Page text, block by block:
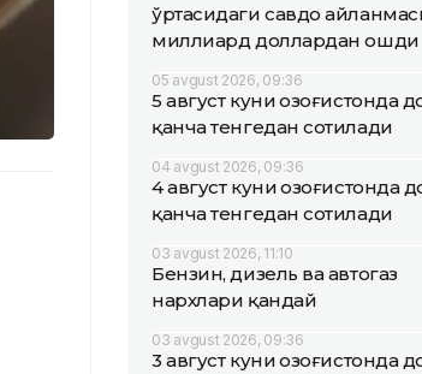
ўртасидаги савдо
миллиард доллардан ошди
05 avgust 2026, 09:36
5 август куни Қозоғистонда
қанча тенгедан сотилади
04 avgust 2026, 09:36
4 август куни Қозоғистонда
қанча тенгедан сотилади
03 avgust 2026, 11:10
Бензин, дизель ва автогаз
нархлари қандай
03 avgust 2026, 09:36
3 август куни Қозоғистонда